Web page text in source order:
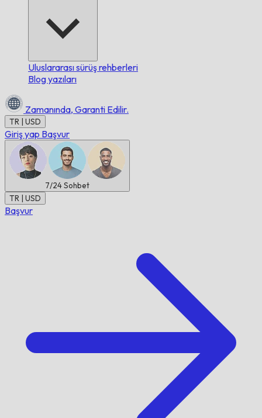
Uluslararası sürüş rehberleri
Blog yazıları
Zamanında, Garanti Edilir.
TR | USD
Giriş yap Başvur
7/24Sohbet
TR | USD
Başvur